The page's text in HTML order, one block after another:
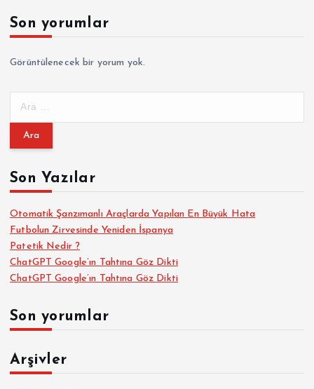
Son yorumlar
Görüntülenecek bir yorum yok.
m
:Son Yazılar
Otomatik Şanzımanlı Araçlarda Yapılan En Büyük Hata
Futbolun Zirvesinde Yeniden İspanya
Patetik Nedir ?
ChatGPT Google’ın Tahtına Göz Dikti
ChatGPT Google’ın Tahtına Göz Dikti
Son yorumlar
Arşivler